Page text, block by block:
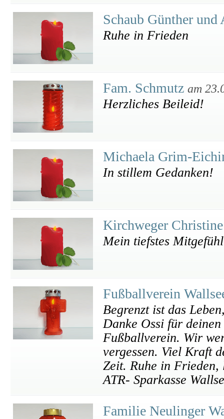
Schaub Günther und
Ruhe in Frieden
Fam. Schmutz am
Herzliches Beileid!
Michaela Grim-
In stillem Gedanken!
Kirchweger
Mein tiefstes
Fußballverein
Begrenzt ist das
Danke Ossi für
Fußballverein. Wir
vergessen. Viel Kraft
Zeit. Ruhe in Frieden,
ATR- Sparkasse
Familie Neulinger